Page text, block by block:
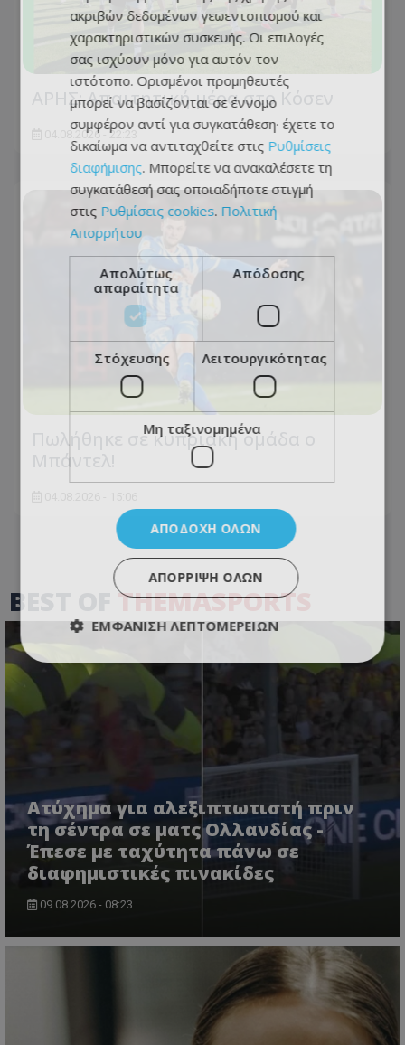
ΑΡΗΣ: Απαιτητική μέρα στο Κόσεν
04.08.2026 - 22:23
Πωλήθηκε σε κυπριακή ομάδα ο
BEST OFTHEMASPORTS
Ατύχημα για αλεξιπτωτιστή πριν
τη σέντρα σε ματς Ολλανδίας -
Έπεσε με ταχύτητα πάνω σε
διαφημιστικές πινακίδες
09.08.2026 - 08:23
ακριβών δεδομένων γεωεντοπισμού και
χαρακτηριστικών συσκευής. Οι επιλογές
σας ισχύουν μόνο για αυτόν τον
ιστότοπο. Ορισμένοι προμηθευτές
μπορεί να βασίζονται σε έννομο
συμφέρον αντί για συγκατάθεση· έχετε το
δικαίωμα να αντιταχθείτε στις Ρυθμίσεις
διαφήμισης. Μπορείτε να ανακαλέσετε τη
συγκατάθεσή σας οποιαδήποτε στιγμή
στις Ρυθμίσεις cookies. Πολιτική
Απορρήτου
Απολύτως
απαραίτητα
Απόδοσης
Στόχευσης Λειτουργικότητας
Μη ταξινομημένα
ΑΠΟΔΟΧΉ ΌΛΩΝ
ΑΠΌΡΡΙΨΗ ΌΛΩΝ
ΕΜΦΆΝΙΣΗ ΛΕΠΤΟΜΕΡΕΙΏΝ